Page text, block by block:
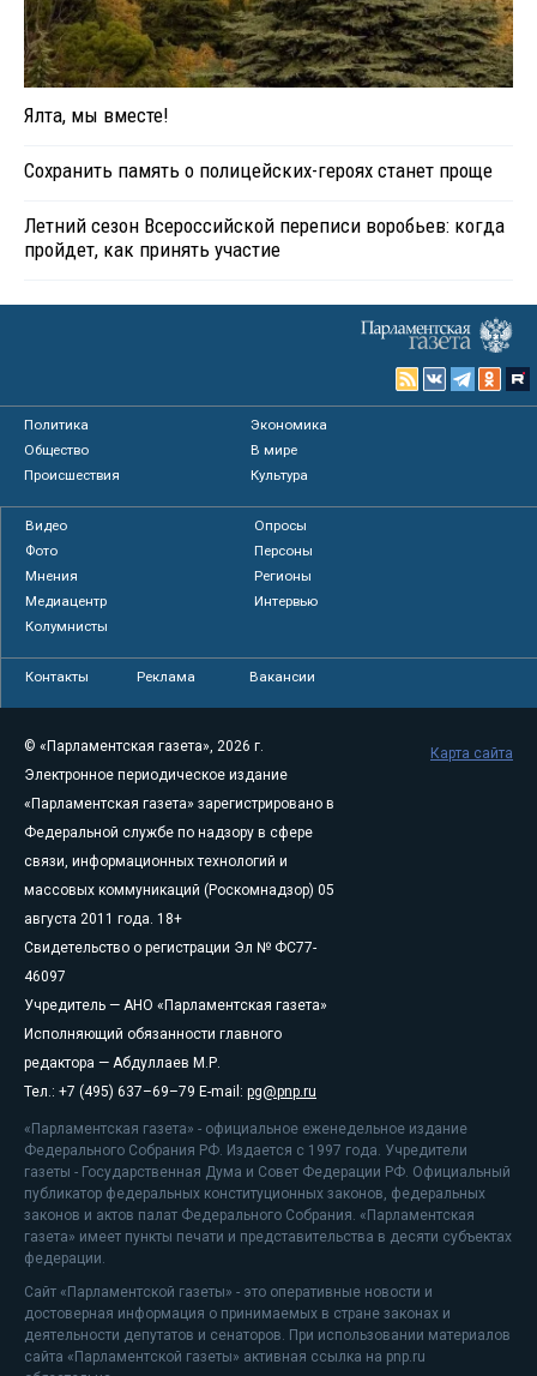
Ялта, мы вместе!
Сохранить память о полицейских-героях станет проще
Летний сезон Всероссийской переписи воробьев: когда
пройдет, как принять участие
Политика
Экономика
Общество
В мире
Происшествия
Культура
Видео
Опросы
Фото
Персоны
Мнения
Регионы
Медиацентр
Интервью
Колумнисты
Контакты Реклама Вакансии
© «Парламентская газета», 2026 г.
Электронное периодическое издание
«Парламентская газета» зарегистрировано в
Федеральной службе по надзору в сфере
связи, информационных технологий и
массовых коммуникаций (Роскомнадзор) 05
августа 2011 года. 18+
Свидетельство о регистрации Эл № ФС77-
46097
Учредитель — АНО «Парламентская газета»
Исполняющий обязанности главного
редактора — Абдуллаев М.Р.
Тел.: +7 (495) 637–69–79 E-mail: pg@pnp.ru
«Парламентская газета» - официальное еженедельное издание
Федерального Собрания РФ. Издается с 1997 года. Учредители
газеты - Государственная Дума и Совет Федерации РФ. Официальный
публикатор федеральных конституционных законов, федеральных
законов и актов палат Федерального Собрания. «Парламентская
газета» имеет пункты печати и представительства в десяти субъектах
федерации.
Сайт «Парламентской газеты» - это оперативные новости и
достоверная информация о принимаемых в стране законах и
деятельности депутатов и сенаторов. При использовании материалов
сайта «Парламентской газеты» активная ссылка на pnp.ru
Карта сайта